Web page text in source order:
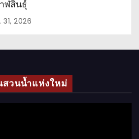
ฬสินธุ์
31, 2026
สวนน้ำแห่งใหม่